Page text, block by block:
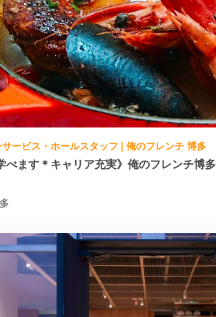
ービス・ホールスタッフ | 俺のフレンチ 博多
べます＊キャリア充実》俺のフレンチ博多